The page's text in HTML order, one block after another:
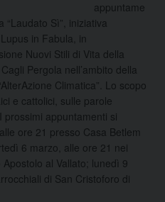
appuntame
Sì”, iniziativa
in Fabula, in
Nuovi Stili di Vita della
Pergola nell’ambito della
Climatica”. Lo scopo
e cattolici, sulle parole
prossimi appuntamenti si
ore 21 presso Casa Betlem
6 marzo, alle ore 21 nei
al Vallato; lunedì 9
di San Cristoforo di